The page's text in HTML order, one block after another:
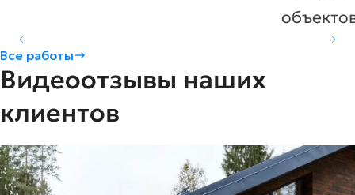
Коттедж в д. Вотское -
H175
Коттедж в г. Киров -
H174
Коттедж в с. Трехречье
- H173
Все работы
Видеоотзывы наших
клиентов